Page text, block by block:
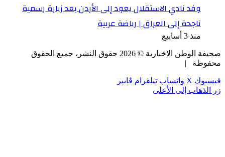
وفد نادي الاستقلال يعود إلى الأردن بعد زيارة رسمية
ناجحة إلى العراق | رياضة عربية
منذ 3 أسابيع
صحيفة الوطن الاخبارية © 2026 حقوق النشر، جميع الحقوق
محفوظة |
فيسبوك ‫X واتساب تيلقرام ڤايبر
زر الذهاب إلى الأعلى